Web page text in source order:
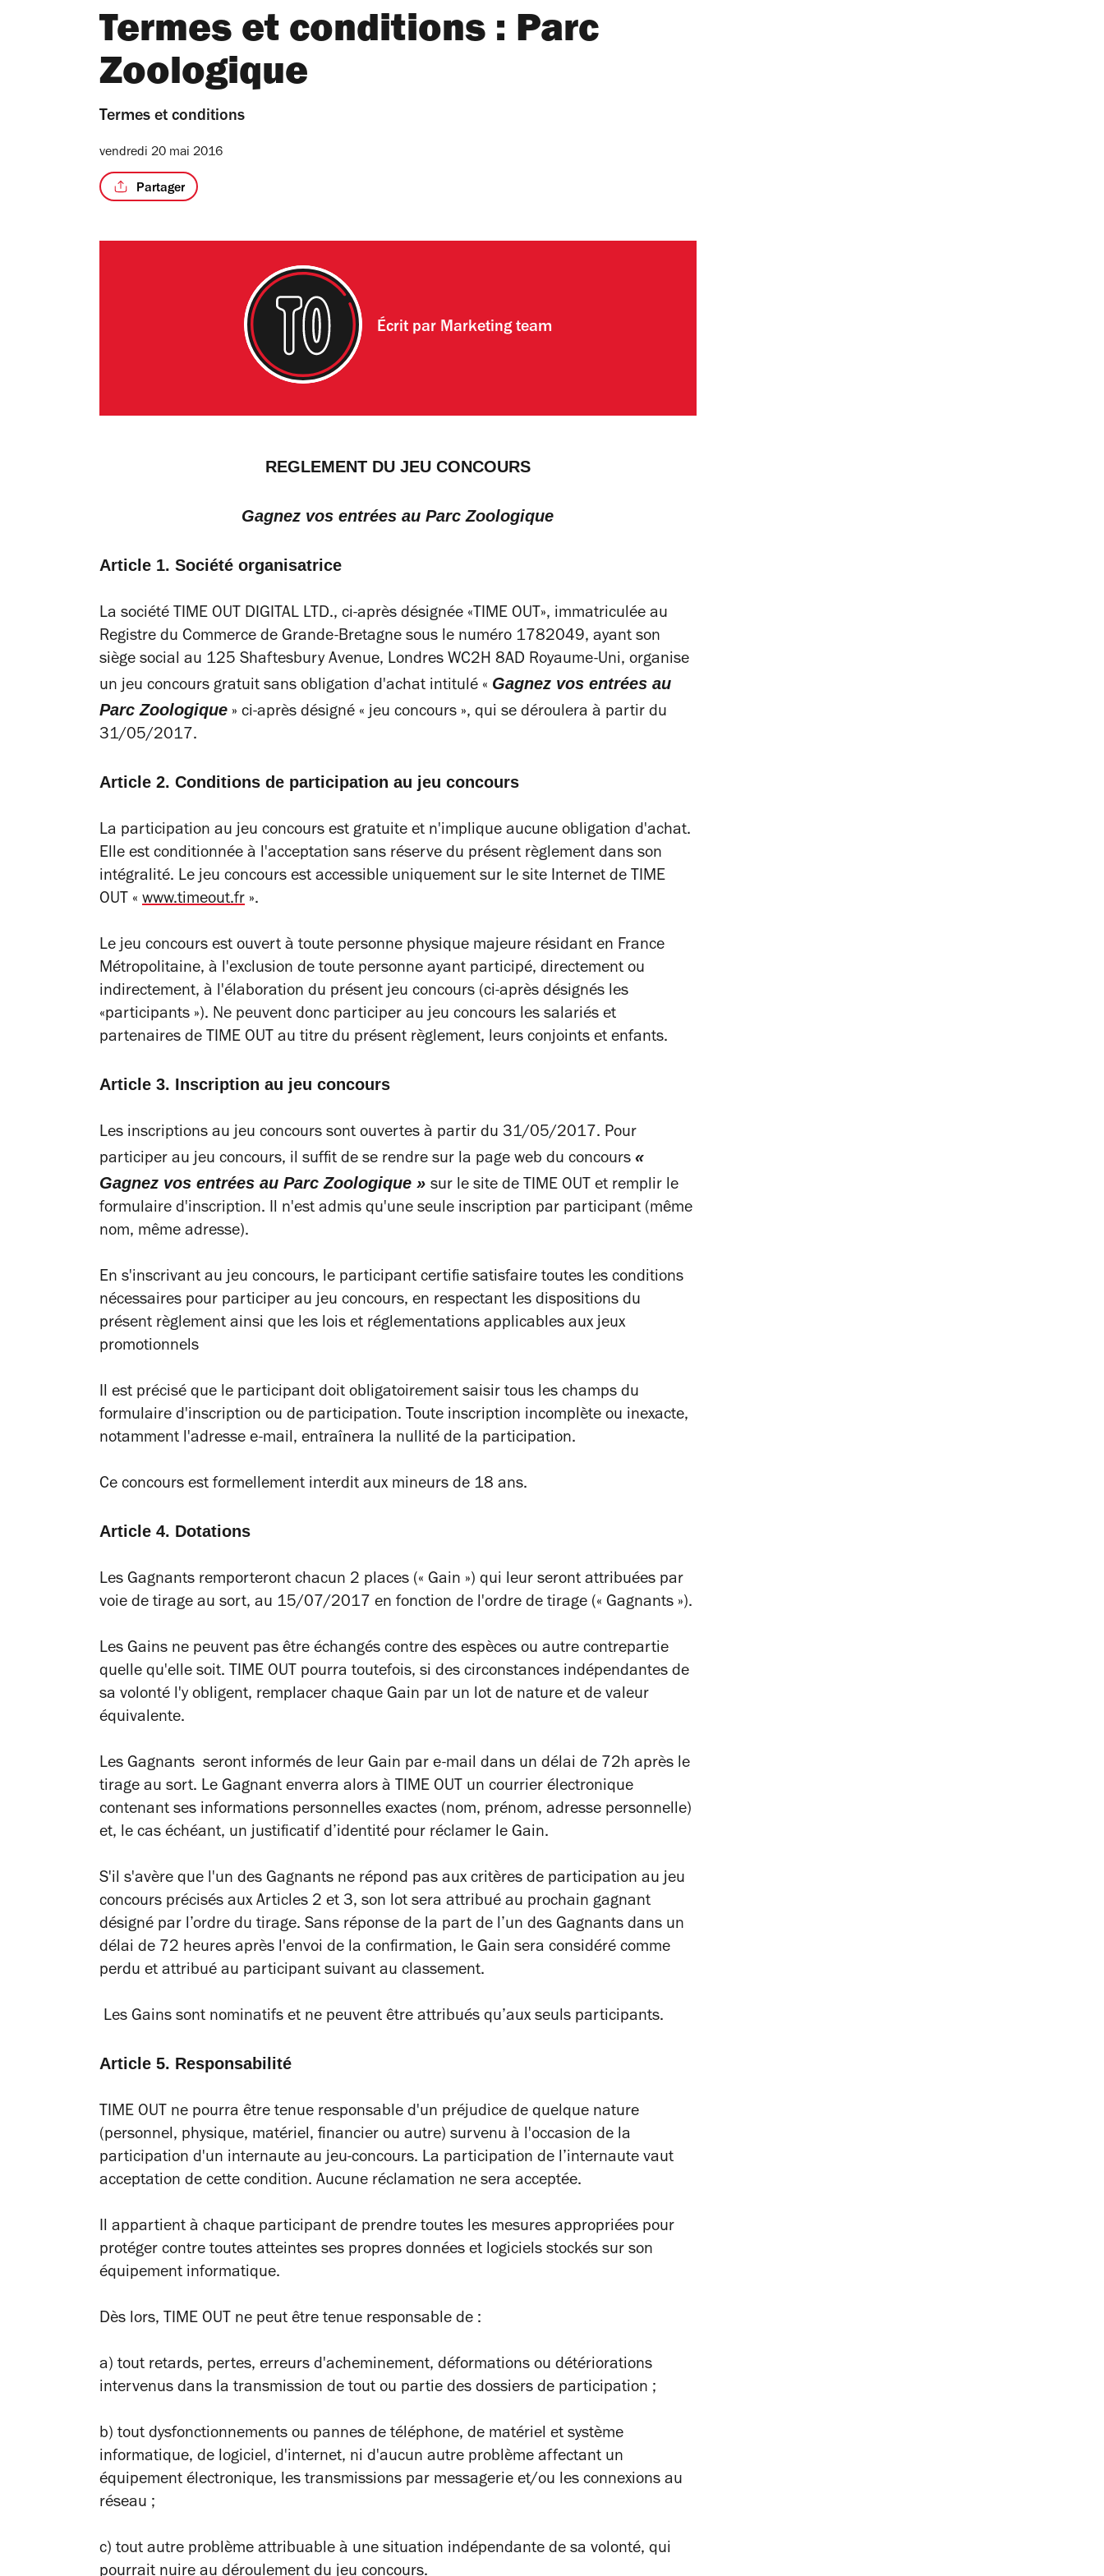
Termes et conditions : Parc
Zoologique
Termes et conditions
vendredi 20 mai 2016
Partager
Écrit par Marketing team
REGLEMENT DU JEU CONCOURS
Gagnez vos entrées au Parc Zoologique
Article 1. Société organisatrice
La société TIME OUT DIGITAL LTD., ci-après désignée «TIME OUT», immatriculée au
Registre du Commerce de Grande-Bretagne sous le numéro 1782049, ayant son
siège social au 125 Shaftesbury Avenue, Londres WC2H 8AD Royaume-Uni, organise
un jeu concours gratuit sans obligation d'achat intitulé « Gagnez vos entrées au
Parc Zoologique » ci-après désigné « jeu concours », qui se déroulera à partir du
31/05/2017.
Article 2. Conditions de participation au jeu concours
La participation au jeu concours est gratuite et n'implique aucune obligation d'achat.
Elle est conditionnée à l'acceptation sans réserve du présent règlement dans son
intégralité. Le jeu concours est accessible uniquement sur le site Internet de TIME
OUT « www.timeout.fr ».
Le jeu concours est ouvert à toute personne physique majeure résidant en France
Métropolitaine, à l'exclusion de toute personne ayant participé, directement ou
indirectement, à l'élaboration du présent jeu concours (ci-après désignés les
«participants »). Ne peuvent donc participer au jeu concours les salariés et
partenaires de TIME OUT au titre du présent règlement, leurs conjoints et enfants.
Article 3. Inscription au jeu concours
Les inscriptions au jeu concours sont ouvertes à partir du 31/05/2017. Pour
participer au jeu concours, il suffit de se rendre sur la page web du concours «
Gagnez vos entrées au Parc Zoologique » sur le site de TIME OUT et remplir le
formulaire d'inscription. Il n'est admis qu'une seule inscription par participant (même
nom, même adresse).
En s'inscrivant au jeu concours, le participant certifie satisfaire toutes les conditions
nécessaires pour participer au jeu concours, en respectant les dispositions du
présent règlement ainsi que les lois et réglementations applicables aux jeux
promotionnels
Il est précisé que le participant doit obligatoirement saisir tous les champs du
formulaire d'inscription ou de participation. Toute inscription incomplète ou inexacte,
notamment l'adresse e-mail, entraînera la nullité de la participation.
Ce concours est formellement interdit aux mineurs de 18 ans.
Article 4. Dotations
Les Gagnants remporteront chacun 2 places (« Gain ») qui leur seront attribuées par
voie de tirage au sort, au 15/07/2017 en fonction de l'ordre de tirage (« Gagnants »).
Les Gains ne peuvent pas être échangés contre des espèces ou autre contrepartie
quelle qu'elle soit. TIME OUT pourra toutefois, si des circonstances indépendantes de
sa volonté l'y obligent, remplacer chaque Gain par un lot de nature et de valeur
équivalente.
Les Gagnants seront informés de leur Gain par e-mail dans un délai de 72h après le
tirage au sort. Le Gagnant enverra alors à TIME OUT un courrier électronique
contenant ses informations personnelles exactes (nom, prénom, adresse personnelle)
et, le cas échéant, un justificatif d’identité pour réclamer le Gain.
S'il s'avère que l'un des Gagnants ne répond pas aux critères de participation au jeu
concours précisés aux Articles 2 et 3, son lot sera attribué au prochain gagnant
désigné par l’ordre du tirage. Sans réponse de la part de l’un des Gagnants dans un
délai de 72 heures après l'envoi de la confirmation, le Gain sera considéré comme
perdu et attribué au participant suivant au classement.
Les Gains sont nominatifs et ne peuvent être attribués qu’aux seuls participants.
Article 5. Responsabilité
TIME OUT ne pourra être tenue responsable d'un préjudice de quelque nature
(personnel, physique, matériel, financier ou autre) survenu à l'occasion de la
participation d'un internaute au jeu-concours. La participation de l’internaute vaut
acceptation de cette condition. Aucune réclamation ne sera acceptée.
Il appartient à chaque participant de prendre toutes les mesures appropriées pour
protéger contre toutes atteintes ses propres données et logiciels stockés sur son
équipement informatique.
Dès lors, TIME OUT ne peut être tenue responsable de :
a) tout retards, pertes, erreurs d'acheminement, déformations ou détériorations
intervenus dans la transmission de tout ou partie des dossiers de participation ;
b) tout dysfonctionnements ou pannes de téléphone, de matériel et système
informatique, de logiciel, d'internet, ni d'aucun autre problème affectant un
équipement électronique, les transmissions par messagerie et/ou les connexions au
réseau ;
c) tout autre problème attribuable à une situation indépendante de sa volonté, qui
pourrait nuire au déroulement du jeu concours.